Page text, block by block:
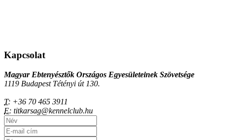
Kapcsolat
Magyar Ebtenyésztők Országos Egyesületeinek Szövetsége
1119 Budapest Tétényi út 130.
T: +36 70 465 3911
E: titkarsag@kennelclub.hu